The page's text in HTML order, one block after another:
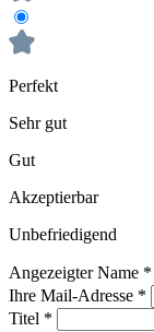
Perfekt
Sehr gut
Gut
Akzeptierbar
Unbefriedigend
Angezeigter Name *
Ihre Mail-Adresse *
Titel *